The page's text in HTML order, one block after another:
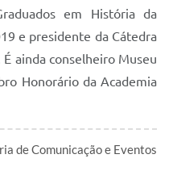
em História da
e presidente da Cátedra
É ainda conselheiro Museu
Honorário da Academia
de Comunicação e Eventos